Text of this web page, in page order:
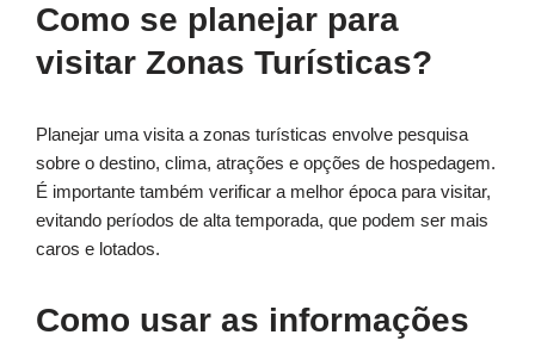
Como se planejar para
visitar Zonas Turísticas?
Planejar uma visita a zonas turísticas envolve pesquisa
sobre o destino, clima, atrações e opções de hospedagem.
É importante também verificar a melhor época para visitar,
evitando períodos de alta temporada, que podem ser mais
caros e lotados.
Como usar as informações